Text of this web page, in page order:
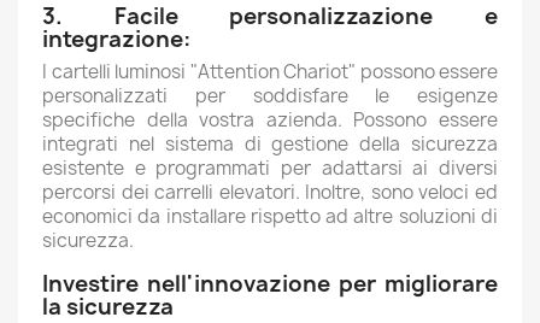
3. Facile personalizzazione e
integrazione:
I cartelli luminosi "Attention Chariot" possono essere
personalizzati per soddisfare le esigenze
specifiche della vostra azienda. Possono essere
integrati nel sistema di gestione della sicurezza
esistente e programmati per adattarsi ai diversi
percorsi dei carrelli elevatori. Inoltre, sono veloci ed
economici da installare rispetto ad altre soluzioni di
sicurezza.
Investire nell'innovazione per migliorare
la sicurezza